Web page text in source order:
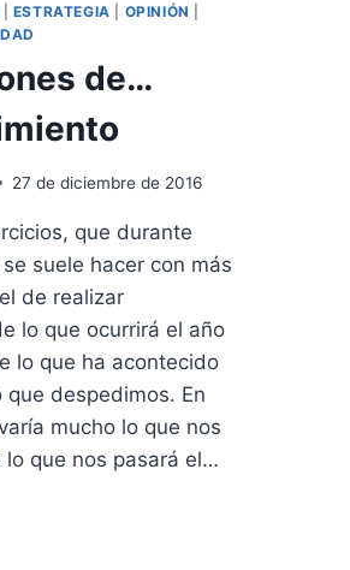
ESTRATEGIA OPINIÓN
de…
27 de diciembre de 2016
que durante
suele hacer con más
de realizar
lo que ocurrirá el año
lo que ha acontecido
que despedimos. En
mucho lo que nos
lo que nos pasará el…